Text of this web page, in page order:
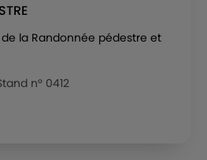
la Randonnée pédestre et
n° 0412